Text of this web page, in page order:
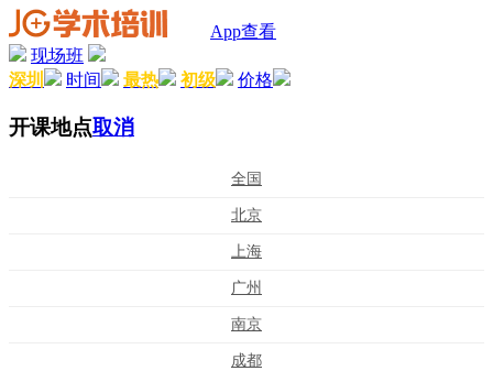
App查看
现场班
深圳
时间 最热 初级 价格
开课地点取消
全国
北京
上海
广州
南京
成都